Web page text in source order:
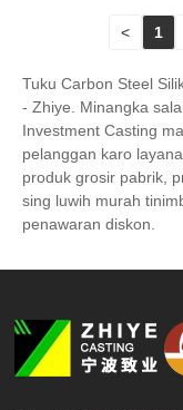
< 1
Tuku Carbon Steel
- Zhiye. Minangka
Investment Casting
pelanggan karo
produk grosir pabrik,
sing luwih murah
penawaran diskon.